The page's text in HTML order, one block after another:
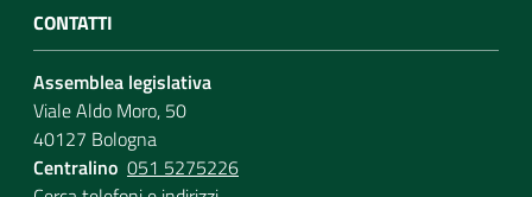
CONTATTI
Assemblea legislativa
Viale Aldo Moro, 50
40127 Bologna
Centralino 051 5275226